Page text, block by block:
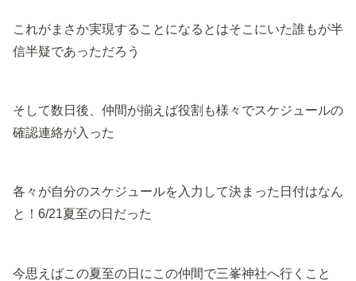
これがまさか実現することになるとはそこにいた誰もが半
信半疑であっただろう
そして数日後、仲間が揃えば役割も様々でスケジュールの
確認連絡が入った
各々が自分のスケジュールを入力して決まった日付はなん
と！6/21夏至の日だった
今思えばこの夏至の日にこの仲間で三峯神社へ行くこと